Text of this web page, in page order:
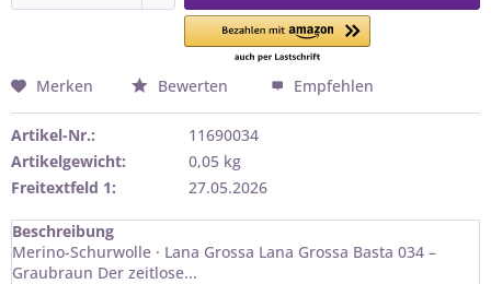
Merken Bewerten Empfehlen
Artikel-Nr.:
11690034
Artikelgewicht:
0,05 kg
Freitextfeld 1:
27.05.2026
Beschreibung
Merino-Schurwolle · Lana Grossa Lana Grossa Basta 034 –
Graubraun Der zeitlose...